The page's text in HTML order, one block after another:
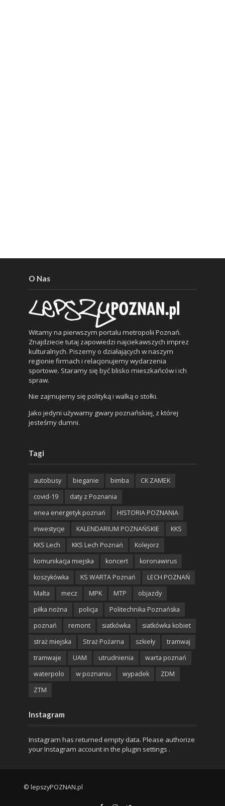
O Nas
Witamy na pierwszym portalu metropolii Poznań.
Znajdziecie tutaj zapowiedzi najciekawszych imprez
kulturalnych. Piszemy o działających w naszym
regionie firmach i relacjonujemy wydarzenia
sportowe. Staramy się być blisko mieszkańców i ich
spraw.
Nie zajmujemy się polityką i walką o stołki.
Jako jedyni używamy gwary poznańskiej, z której
jesteśmy dumni.
Tagi
autobusy bieganie bimba
CK ZAMEK
covid-19
daty z Poznania
enea energetyk poznań
HISTORIA POZNANIA
inwestycje
KALENDARIUM POZNAŃSKIE
KKS
KKS Lech
KKS Lech Poznań
Kolejorz
komunikacja miejska
koncert
koronawirus
koszykówka
KS WARTA Poznań
LECH POZNAŃ
Malta
mecz MPK MTP
objazdy
piłka nożna
policja
Politechnika Poznańska
poznań
remont siatkówka
siatkówka kobiet
straż miejska
Straż Pożarna szkieły
tramwaj
tramwaje
UAM utrudnienia
warta poznań
waterpolo
w poznaniu wypadek
ZDM
ZTM
Instagram
Instagram has returned empty data. Please authorize
your Instagram account in the plugin settings .
© lepszyPOZNAN.pl